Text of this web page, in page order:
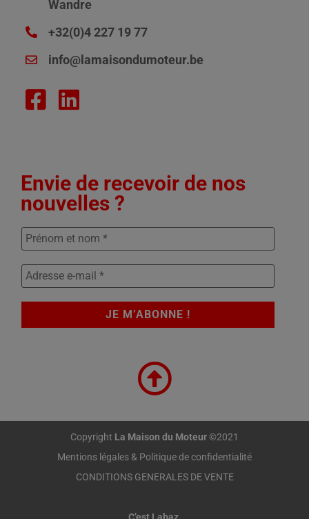
Wandre
+32(0)4 227 19 77
info@lamaisondumoteur.be
Envie de recevoir de nos
nouvelles ?
Copyright La Maison du Moteur©2021
Mentions légales & Politique de confidentialité
CONDITIONS GENERALES DE VENTE
C’est Labaz.